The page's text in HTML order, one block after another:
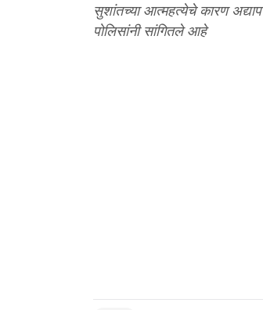
सुशांतच्या आत्महत्येचे कारण
पोलिसांनी सांगितले आहे